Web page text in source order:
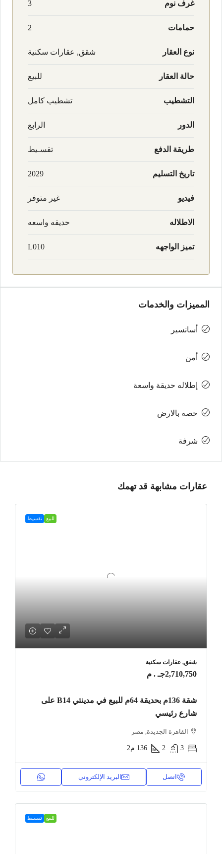
غرف نوم 3
حمامات 2
نوع العقار شقق, عقارات سكنية
حالة العقار للبيع
التشطيب تشطيب كامل
الدور الرابع
طريقة الدفع تقسـيط
تاريخ التسليم 2029
فيديو غير متوفر
الاطلاله حديقه واسعه
تميز الواجهه L010
المميزات والخدمات
أسانسير
أمن
إطلاله حديقة واسعة
حصه بالارض
شرفة
عقارات مشابهة قد تهمك
للبيع تقسيط
شقق, عقارات سكنية
2,710,750جـ . م
شقة 136م بحديقة 64م للبيع في مدينتي B14 على
شارع رئيسي
القاهرة الجديدة, مصر
3
2
136 م2
اتصل البريد الإلكتروني
للبيع تقسيط